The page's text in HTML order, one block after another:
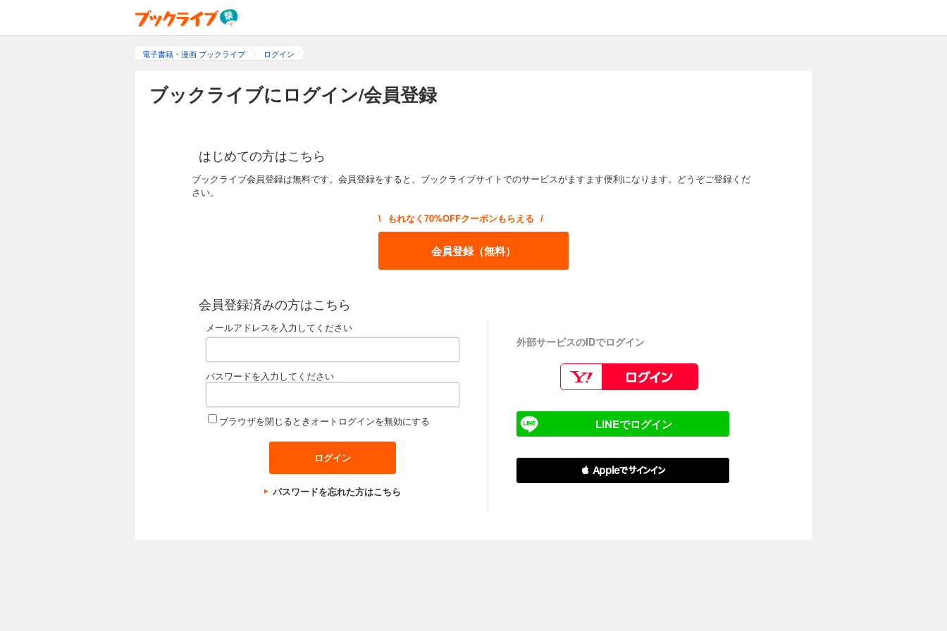
電子書籍・漫画 ブックライブ ログイン
ブックライブにログイン/会員登録
はじめての方はこちら
ブックライブ会員登録は無料です。会員登録をすると、ブックライブサイトでのサービスがますます便利になります。どうぞご登録くだ
さい。
\ もれなく70%OFFクーポンもらえる /
会員登録（無料）
会員登録済みの方はこちら
メールアドレスを入力してください
パスワードを入力してください
ブラウザを閉じるときオートログインを無効にする
パスワードを忘れた方はこちら
外部サービスのIDでログイン
LINEでログイン
 Appleでサインイン